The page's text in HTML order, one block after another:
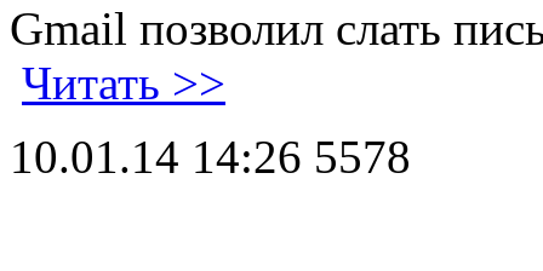
Gmail позволил слать
Читать >>
10.01.14 14:26 5578